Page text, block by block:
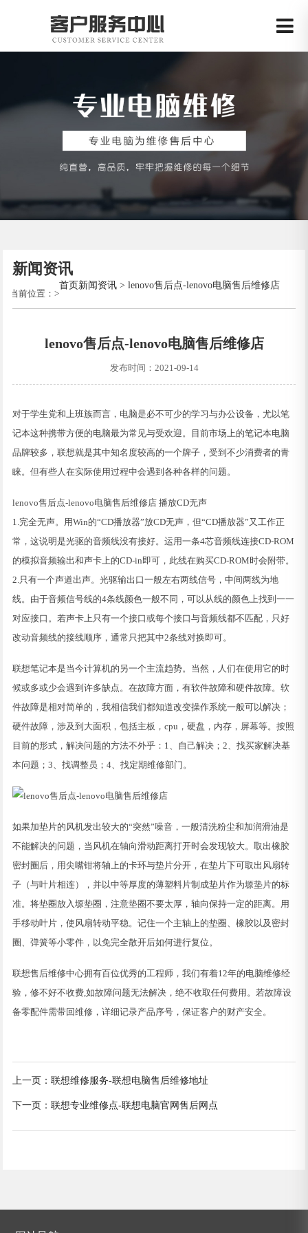
新闻资讯
当前位置：
首页
>
新闻资讯> lenovo售后点-lenovo电脑售后维修店
lenovo售后点-lenovo电脑售后维修店
发布时间：2021-09-14
对于学生党和上班族而言，电脑是必不可少的学习与办公设备，尤以笔
记本这种携带方便的电脑最为常见与受欢迎。目前市场上的笔记本电脑
品牌较多，联想就是其中知名度较高的一个牌子，受到不少消费者的青
睐。但有些人在实际使用过程中会遇到各种各样的问题。
lenovo售后点-lenovo电脑售后维修店 播放CD无声
1.完全无声。用Win的“CD播放器”放CD无声，但“CD播放器”又工作正
常，这说明是光驱的音频线没有接好。运用一条4芯音频线连接CD-ROM
的模拟音频输出和声卡上的CD-in即可，此线在购买CD-ROM时会附带。
2.只有一个声道出声。光驱输出口一般左右两线信号，中间两线为地
线。由于音频信号线的4条线颜色一般不同，可以从线的颜色上找到一一
对应接口。若声卡上只有一个接口或每个接口与音频线都不匹配，只好
改动音频线的接线顺序，通常只把其中2条线对换即可。
联想笔记本是当今计算机的另一个主流趋势。当然，人们在使用它的时
候或多或少会遇到许多缺点。在故障方面，有软件故障和硬件故障。软
件故障是相对简单的，我相信我们都知道改变操作系统一般可以解决；
硬件故障，涉及到大面积，包括主板，cpu，硬盘，内存，屏幕等。按照
目前的形式，解决问题的方法不外乎：1、自己解决；2、找买家解决基
本问题；3、找调整员；4、找定期维修部门。
如果加垫片的风机发出较大的“突然”噪音，一般清洗粉尘和加润滑油是
不能解决的问题，当风机在轴向滑动距离打开时会发现较大。取出橡胶
密封圈后，用尖嘴钳将轴上的卡环与垫片分开，在垫片下可取出风扇转
子（与叶片相连），并以中等厚度的薄塑料片制成垫片作为塬垫片的标
准。将垫圈放入塬垫圈，注意垫圈不要太厚，轴向保持一定的距离。用
手移动叶片，使风扇转动平稳。记住一个主轴上的垫圈、橡胶以及密封
圈、弹簧等小零件，以免完全散开后如何进行复位。
联想售后维修中心拥有百位优秀的工程师，我们有着12年的电脑维修经
验，修不好不收费,如故障问题无法解决，绝不收取任何费用。若故障设
备零配件需带回维修，详细记录产品序号，保证客户的财产安全。
上一页： 联想维修服务-联想电脑售后维修地址
下一页： 联想专业维修点-联想电脑官网售后网点